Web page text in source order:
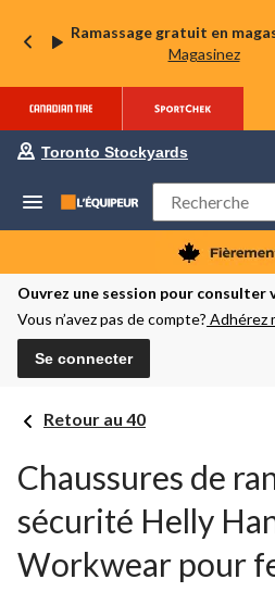
Ramassage gratuit en
Magasinez
à
Toronto Stockyards
Rechercher
Ouvrez une session pour consulter
Vous n’avez pas de compte? Adhérez
Se connecter
Retour au 40
Chaussures de
sécurité Helly
Workwear pour